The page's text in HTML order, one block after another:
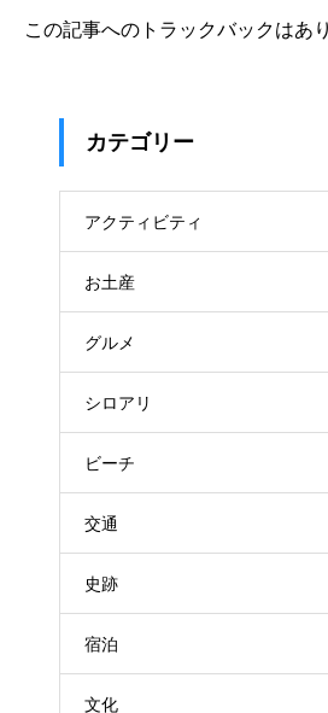
この記事へのトラックバックはあ
カテゴリー
アクティビティ
お土産
グルメ
シロアリ
ビーチ
交通
史跡
宿泊
文化